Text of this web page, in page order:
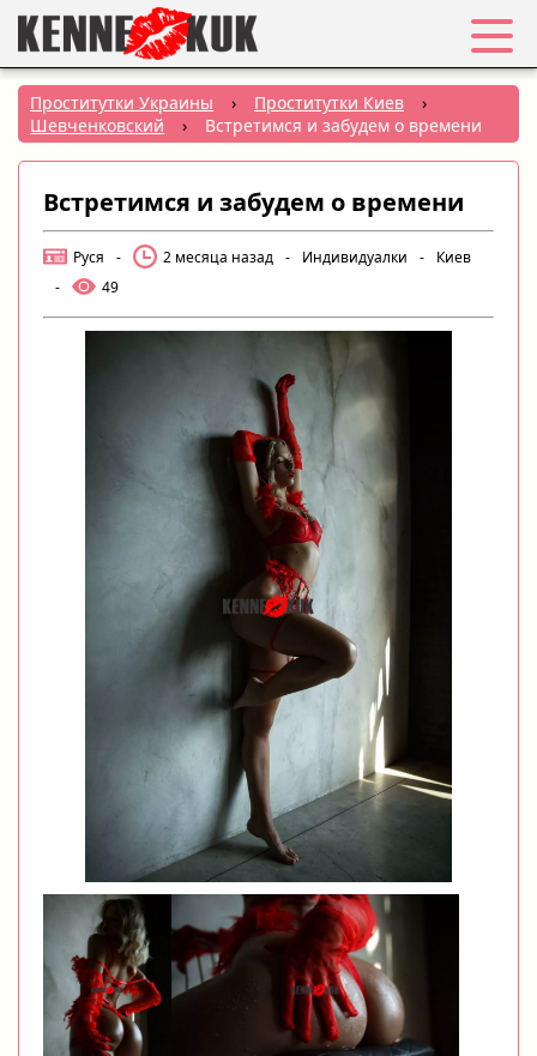
Избранное
Вход
Регистрация
Города:
РУС|
УКР
Создать объявление
Проститутки Украины › Проститутки Киев
›
Шевченковский
› Встретимся и забудем о времени
Встретимся и забудем о времени
Руся - 2 месяца назад - Индивидуалки -
Киев
-
49